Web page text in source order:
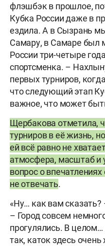
флэшбэк в прошлое,
Кубка России даже в
ездила. А в Сызрань
Самару, в Самаре был
России три-четыре
спортсменка. –
первых турниров,
что следующий этап
важное, что может
Щербакова отметила,
турниров в её жизнь,
ей всё равно не
атмосфера, масштаб и
вопрос о
не отвечать.
«Ну… как вам
– Город совсем
прогулялись. В
так, каток здесь